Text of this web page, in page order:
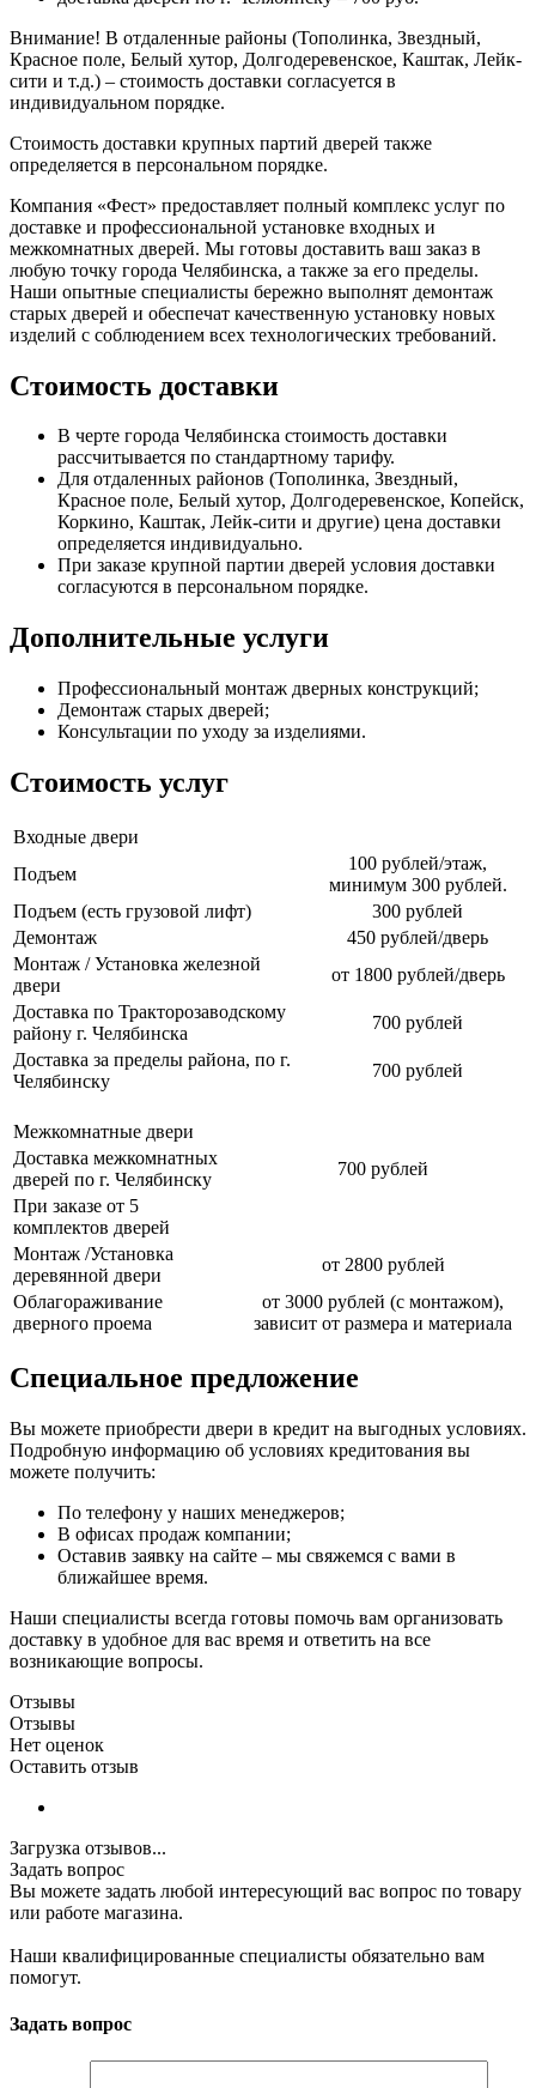
Внимание! В отдаленные районы (Тополинка, Звездный,
Красное поле, Белый хутор, Долгодеревенское, Каштак, Лейк-
сити и т.д.) – стоимость доставки согласуется в
индивидуальном порядке.
Стоимость доставки крупных партий дверей также
определяется в персональном порядке.
Компания «Фест» предоставляет полный комплекс услуг по
доставке и профессиональной установке входных и
межкомнатных дверей. Мы готовы доставить ваш заказ в
любую точку города Челябинска, а также за его пределы.
Наши опытные специалисты бережно выполнят демонтаж
старых дверей и обеспечат качественную установку новых
изделий с соблюдением всех технологических требований.
Стоимость доставки
В черте города Челябинска стоимость доставки
рассчитывается по стандартному тарифу.
Для отдаленных районов (Тополинка, Звездный,
Красное поле, Белый хутор, Долгодеревенское, Копейск,
Коркино, Каштак, Лейк-сити и другие) цена доставки
определяется индивидуально.
При заказе крупной партии дверей условия доставки
согласуются в персональном порядке.
Дополнительные услуги
Профессиональный монтаж дверных конструкций;
Демонтаж старых дверей;
Консультации по уходу за изделиями.
Стоимость услуг
Входные двери
Подъем
100 рублей/этаж,
минимум 300 рублей.
Подъем (есть грузовой лифт)
300 рублей
Демонтаж
450 рублей/дверь
Монтаж / Установка железной
двери
от 1800 рублей/дверь
Доставка по Тракторозаводскому
району г. Челябинска
700 рублей
Доставка за пределы района, по г.
Челябинску
700 рублей
Межкомнатные двери
Доставка межкомнатных
дверей по г. Челябинску
700 рублей
При заказе от 5
комплектов дверей
Монтаж /Установка
деревянной двери
от 2800 рублей
Облагораживание
дверного проема
от 3000 рублей (с монтажом),
зависит от размера и материала
Специальное предложение
Вы можете приобрести двери в кредит на выгодных условиях.
Подробную информацию об условиях кредитования вы
можете получить:
По телефону у наших менеджеров;
В офисах продаж компании;
Оставив заявку на сайте – мы свяжемся с вами в
ближайшее время.
Наши специалисты всегда готовы помочь вам организовать
доставку в удобное для вас время и ответить на все
возникающие вопросы.
Отзывы
Отзывы
Нет оценок
Оставить отзыв
Загрузка отзывов...
Задать вопрос
Вы можете задать любой интересующий вас вопрос по товару
или работе магазина.
Наши квалифицированные специалисты обязательно вам
помогут.
Задать вопрос